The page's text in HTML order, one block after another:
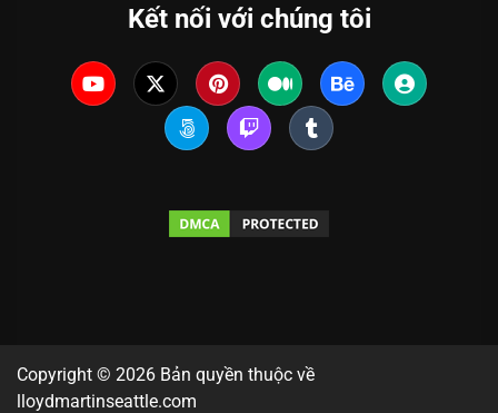
Kết nối với chúng tôi
Copyright © 2026 Bản quyền thuộc về
lloydmartinseattle.com